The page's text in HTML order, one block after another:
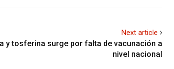
Next article
y tosferina surge por falta de vacunación a
nivel nacional